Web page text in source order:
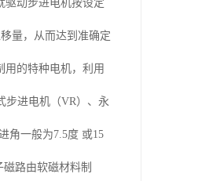
驱动步进电机按设定
量，从而达到准确定
用的特种电机，利用
步进电机（VR）、永
角一般为7.5度 或15
路由软磁材料制